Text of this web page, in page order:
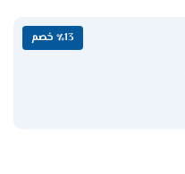
٪13 خصم